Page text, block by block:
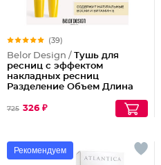
(39)
Belor Design / Тушь для
ресниц с эффектом
накладных ресниц
Разделение Объем Длина
725 326 ₽
Рекомендуем